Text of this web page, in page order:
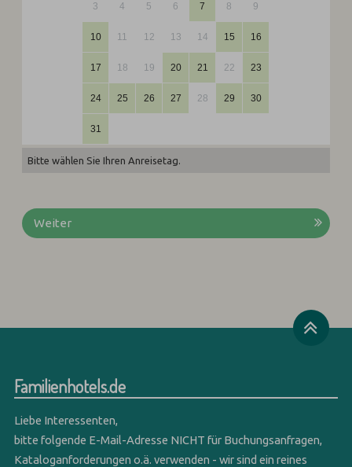
3 4 5 6 7 8 9
10 11 12 13 14 15 16
17 18 19 20 21 22 23
24 25 26 27 28 29 30
31
Bitte wählen Sie Ihren Anreisetag.
Weiter
Familienhotels.de
Liebe Interessenten,
bitte folgende E-Mail-Adresse NICHT für Buchungsanfragen,
Kataloganforderungen o.ä. verwenden - wir sind ein reines